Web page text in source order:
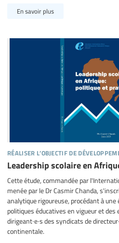
En savoir plus
réaliser l’objectif de
Leadership scolaire en
Cette étude, commandée par
menée par le Dr Casmir Chanda,
analytique rigoureuse, procédant à
politiques éducatives en vigueur et des
dirigeant∙e∙s des syndicats de
continentale.